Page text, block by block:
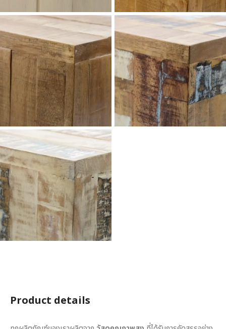
Product details